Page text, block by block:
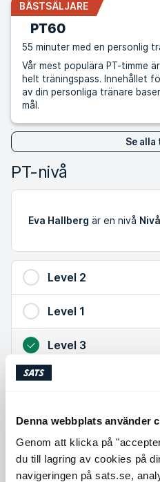
Denna webbplats använder
Genom att klicka på
du till lagring av cookies på
navigeringen på sats.se,
PT60
BÄSTSÄLJARE
55 minuter med en personlig
Vår mest populära PT-timme
helt träningspass. Innehållet
av din personliga tränare
mål.
Se alla
PT-nivå
Eva Hallberg är en nivå
Level 2
Level 1
Level 3
Utökad kunskap om säker
Ytterligare kompetens
Ett bra val om du vill ha
Level 4